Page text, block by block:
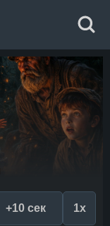
+10 сек 1x